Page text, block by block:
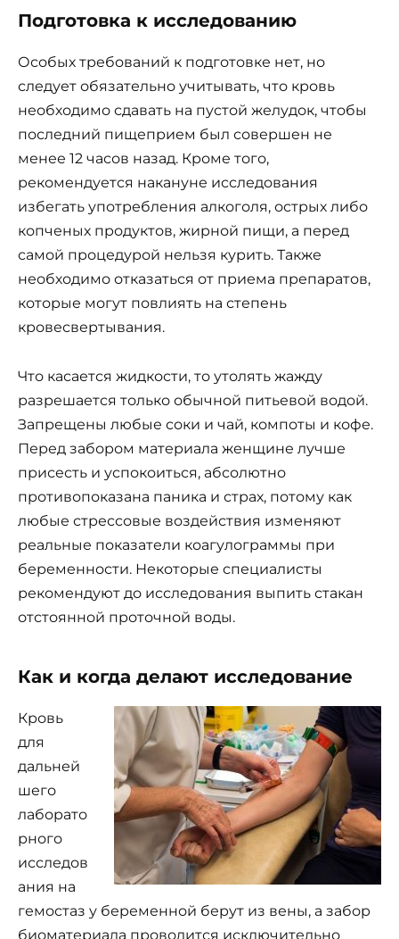
Подготовка к исследованию
Особых требований к подготовке нет, но
следует обязательно учитывать, что кровь
необходимо сдавать на пустой желудок, чтобы
последний пищеприем был совершен не
менее 12 часов назад. Кроме того,
рекомендуется накануне исследования
избегать употребления алкоголя, острых либо
копченых продуктов, жирной пищи, а перед
самой процедурой нельзя курить. Также
необходимо отказаться от приема препаратов,
которые могут повлиять на степень
кровесвертывания.
Что касается жидкости, то утолять жажду
разрешается только обычной питьевой водой.
Запрещены любые соки и чай, компоты и кофе.
Перед забором материала женщине лучше
присесть и успокоиться, абсолютно
противопоказана паника и страх, потому как
любые стрессовые воздействия изменяют
реальные показатели коагулограммы при
беременности. Некоторые специалисты
рекомендуют до исследования выпить стакан
отстоянной проточной воды.
Как и когда делают исследование
Кровь
для
дальней
шего
лаборато
рного
исследов
ания на
гемостаз у беременной берут из вены, а забор
биоматериала проводится исключительно